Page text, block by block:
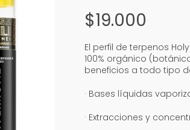
$19.000
El perfil de terpenos
100% orgánico
beneficios a todo tipo
· Bases líquidas
· Extracciones y